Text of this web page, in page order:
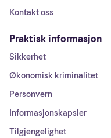
Kontakt oss
Praktisk informasjon
Sikkerhet
Økonomisk kriminalitet
Personvern
Informasjonskapsler
Tilgjengelighet